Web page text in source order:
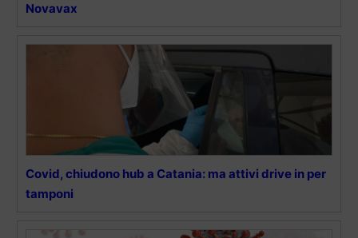
Novavax
Covid, chiudono hub a Catania: ma attivi drive in per
tamponi